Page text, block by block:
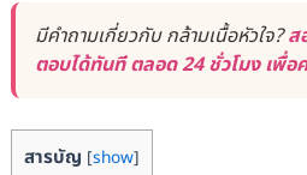
มีคำถามเกี่ยวกับ กล้ามเนื้อหัวใจ?ส
ตอบได้ทันที ตลอด 24 ชั่วโมง เพื่อ
สารบัญ [show]